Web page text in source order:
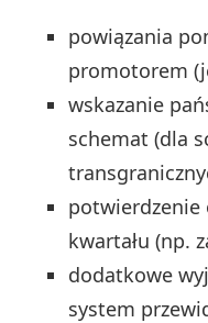
powiązania
promotorem
wskazanie
schemat (dla
kwartału (np.
dodatkowe
system